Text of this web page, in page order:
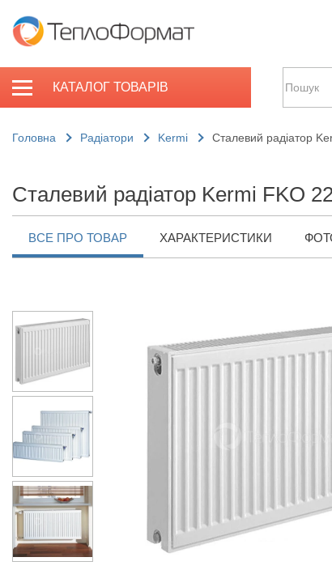
КАТАЛОГ ТОВАРІВ
Головна Радіатори Kermi Сталевий радіатор
Сталевий радіатор Kermi FKO
ВСЕ ПРО ТОВАР ХАРАКТЕРИСТИКИ